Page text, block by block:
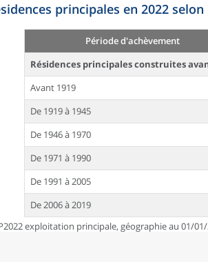
principales en 2022
Période d'achèvement
Résidences principales construites
Avant 1919
De 1919 à 1945
De 1946 à 1970
De 1971 à 1990
De 1991 à 2005
De 2006 à 2019
exploitation principale, géographie au 01/